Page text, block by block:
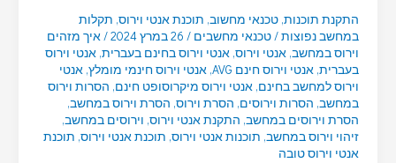
התקנת תוכנות, טכנאי מחשוב, תוכנת אנטי וירוס, תקלות
במחשב נפוצות/טכנאי מחשבים / 26 במרץ 2024 /איך מזהים
וירוס במחשב, אנטי וירוס, אנטי וירוס בחינם בעברית, אנטי וירוס
בעברית, אנטי וירוס חינם AVG , אנטי וירוס חינמי מומלץ, אנטי
וירוס למחשב בחינם, אנטי וירוס מיקרוסופט חינם, הסרות וירוס
במחשב, הסרות וירוסים, הסרת וירוס, הסרת וירוס במחשב,
הסרת וירוסים במחשב, התקנת אנטי וירוס, וירוסים במחשב,
זיהוי וירוס במחשב, תוכנות אנטי וירוס, תוכנת אנטי וירוס, תוכנת
אנטי וירוס טובה